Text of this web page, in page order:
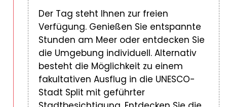
Der Tag steht Ihnen zur freien
Verfügung. Genießen Sie entspannte
Stunden am Meer oder entdecken Sie
die Umgebung individuell. Alternativ
besteht die Möglichkeit zu einem
fakultativen Ausflug in die UNESCO-
Stadt Split mit geführter